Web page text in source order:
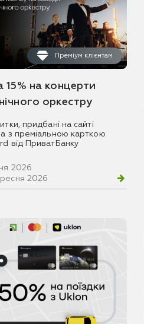
Преміум клієнтам
15% на концерти
оркестру
придбані на сайті
з преміальною карткою
від ПриватБанку
2026
2026